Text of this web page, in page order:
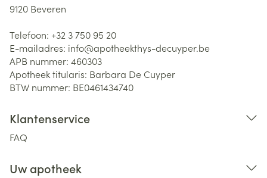
9120 Beveren
Telefoon: +32 3 750 95 20
E-mailadres: info@apotheekthys-decuyper.be
APB nummer: 460303
Apotheek titularis: Barbara De Cuyper
BTW nummer: BE0461434740
Klantenservice
FAQ
Uw apotheek